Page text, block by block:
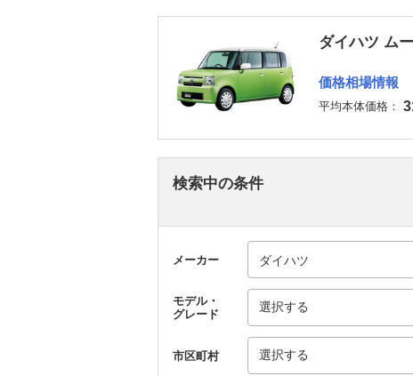
ダイハツ ム
価格相場情報
平均本体価格：
検索中の条件
メーカー
モデル・
グレード
選択する
市区町村 選択する